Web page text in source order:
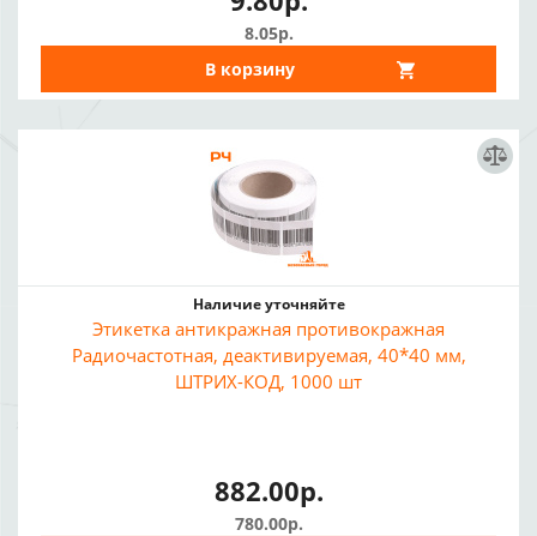
8.05р.
В корзину
Наличие уточняйте
Этикетка антикражная противокражная
Радиочастотная, деактивируемая, 40*40 мм,
ШТРИХ-КОД, 1000 шт
882.00р.
780.00р.